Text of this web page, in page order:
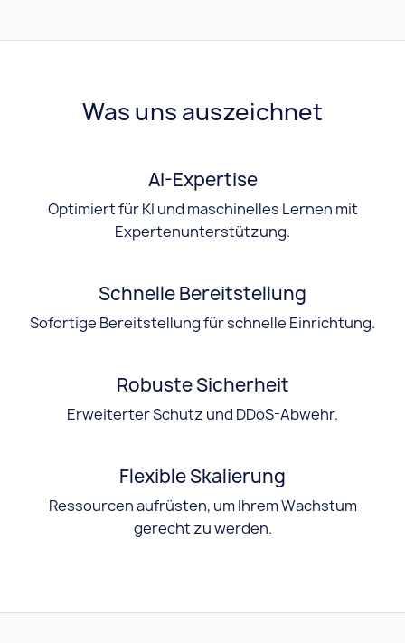
Was uns auszeichnet
AI-Expertise
Optimiert für KI und maschinelles Lernen mit
Expertenunterstützung.
Schnelle Bereitstellung
Sofortige Bereitstellung für schnelle Einrichtung.
Robuste Sicherheit
Erweiterter Schutz und DDoS-Abwehr.
Flexible Skalierung
Ressourcen aufrüsten, um Ihrem Wachstum
gerecht zu werden.